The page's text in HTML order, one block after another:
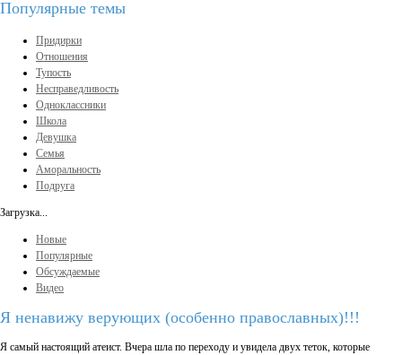
Популярные темы
Придирки
Отношения
Тупость
Несправедливость
Одноклассники
Школа
Девушка
Семья
Аморальность
Подруга
Загрузка...
Новые
Популярные
Обсуждаемые
Видео
Я ненавижу верующих (особенно православных)!!!
Я самый настоящий атеист. Вчера шла по переходу и увидела двух теток, которые